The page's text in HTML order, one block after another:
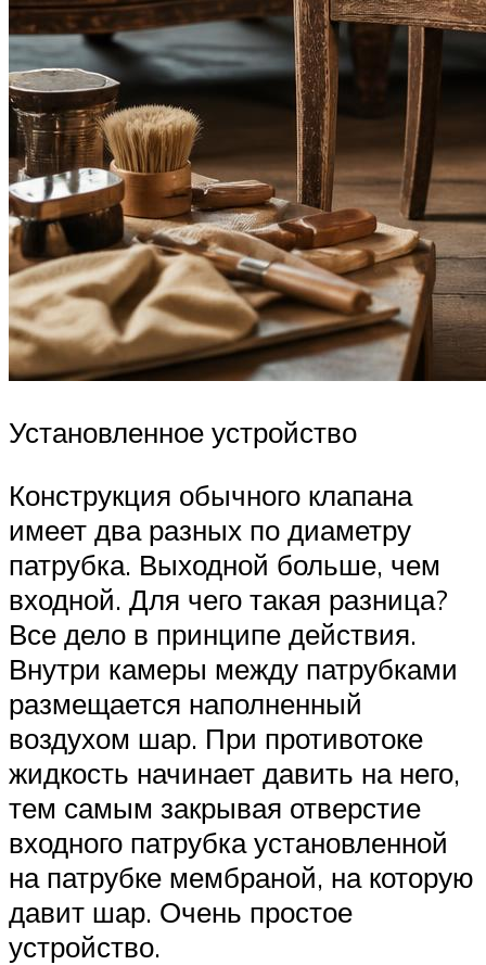
Установленное устройство
Конструкция обычного клапана
имеет два разных по диаметру
патрубка. Выходной больше, чем
входной. Для чего такая разница?
Все дело в принципе действия.
Внутри камеры между патрубками
размещается наполненный
воздухом шар. При противотоке
жидкость начинает давить на него,
тем самым закрывая отверстие
входного патрубка установленной
на патрубке мембраной, на которую
давит шар. Очень простое
устройство.